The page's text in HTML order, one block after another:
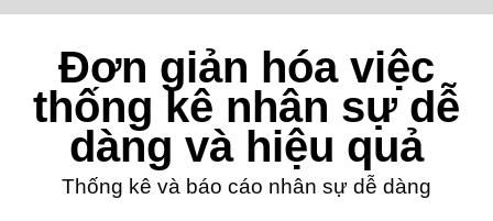
Đơn giản hóa việc
thống kê nhân sự dễ
dàng và hiệu quả
Thống kê và báo cáo nhân sự dễ dàng